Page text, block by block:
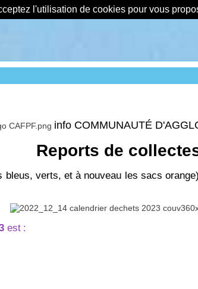
l'utilisation de cookies pour vous
info COMMUNAUTÉ
Reports de
verts, et à nouveau les sacs
est :